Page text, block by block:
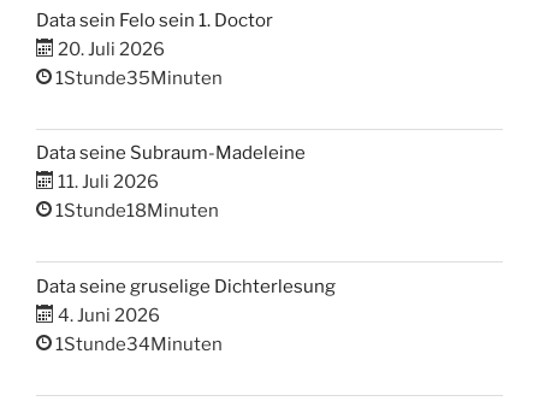
Data sein Felo sein 1. Doctor
20. Juli 2026
1Stunde35Minuten
Data seine Subraum-Madeleine
11. Juli 2026
1Stunde18Minuten
Data seine gruselige Dichterlesung
4. Juni 2026
1Stunde34Minuten